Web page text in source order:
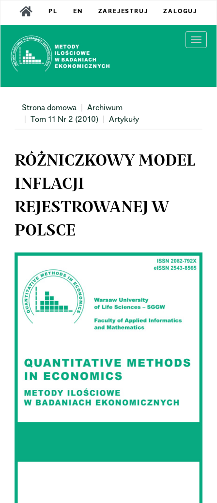
Main
Navigation
Content
Sidebar
PL EN ZAREJESTRUJ ZALOGUJ
Strona domowa
Archiwum
Tom 11 Nr 2 (2010)
Artykuły
RÓŻNICZKOWY MODEL
INFLACJI
REJESTROWANEJ W
POLSCE
Sidebar